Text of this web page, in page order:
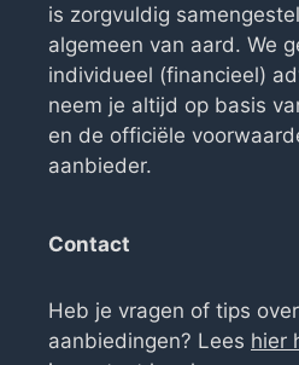
is zorgvuldig
algemeen van aard. We
individueel (financieel)
neem je altijd op basis
en de officiële
aanbieder.
Contact
Heb je vragen of tips
aanbiedingen? Lees hier